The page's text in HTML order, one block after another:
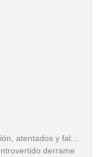
atentados y fal...
derrame